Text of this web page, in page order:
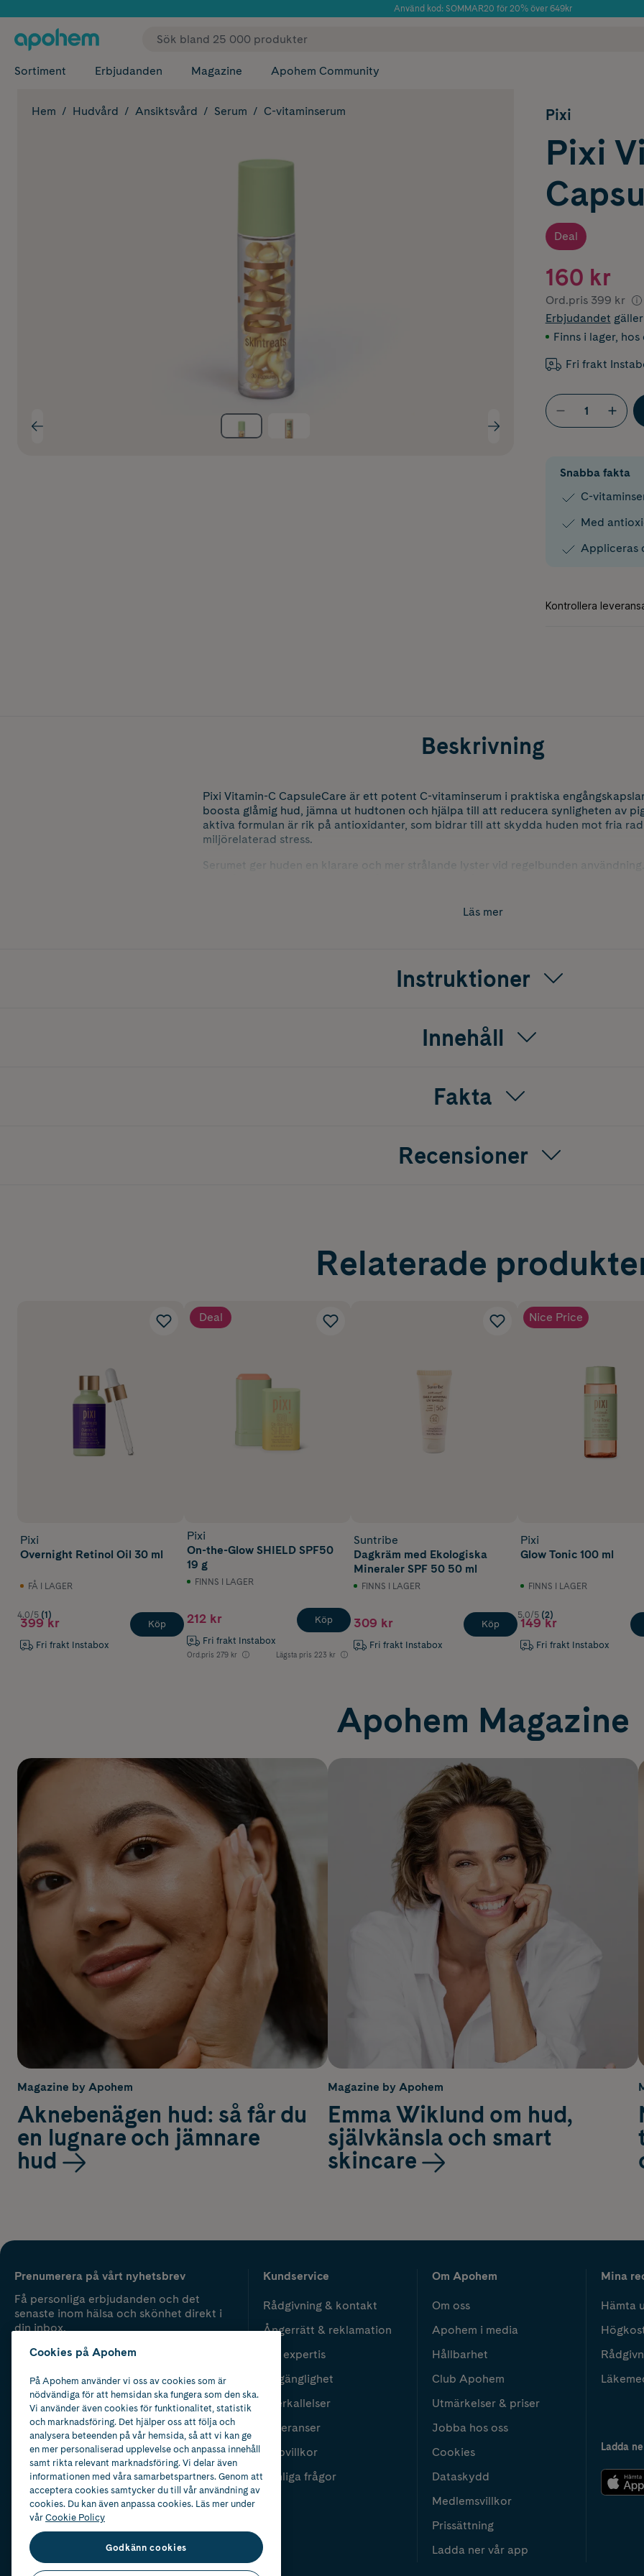
Använd kod: SOMMAR20 för 20% över 649kr
✓ Fri frakt
Sortiment Erbjudanden Magazine Apohem Community
Hem Hudvård Ansiktsvård Serum C-vitaminserum Pixi
Pixi
Deal
160 kr
Ord.pris 399 kr
Erbjudandet
Finns i lager, hos
Fri frakt
Snabba fakta
C-
Med
Appliceras
Beskrivning
Pixi Vitamin-C CapsuleCare är ett potent C-vitaminserum i praktiska
boosta glåmig hud, jämna ut hudtonen och hjälpa till att reducera synligheten av
aktiva formulan är rik på antioxidanter, som bidrar till att skydda huden mot fria
miljörelaterad stress.
Serumet ger huden en klarare och mer strålande lyster vid regelbunden
Läs mer
Instruktioner
Innehåll
Fakta
Recensioner
Relaterade
Pixi
Overnight Retinol Oil 30 ml
FÅ I LAGER
4.0/5 (1)
399 kr
Fri frakt Instabox
Köp
Deal
Pixi
On-the-Glow SHIELD SPF50
19 g
FINNS I LAGER
212 kr
Fri frakt Instabox
Ord.pris 279 kr Lägsta pris 223 kr
Köp
Suntribe
Dagkräm med Ekologiska
Mineraler SPF 50 50 ml
FINNS I LAGER
309 kr
Fri frakt Instabox
Köp
Nice Price
Pixi
Glow Tonic 100 ml
FINNS I LAGER
5.0/5 (2)
149 kr
Fri frakt Instabox
Apohem Magazine
Magazine by Apohem
Aknebenägen hud: så får du
en lugnare och jämnare
hud
Magazine by Apohem
Emma Wiklund om hud,
självkänsla och smart
skincare
Prenumerera på vårt nyhetsbrev
Få personliga erbjudanden och det
senaste inom hälsa och skönhet direkt i
din inbox.
Kundservice
Rådgivning & kontakt
Ångerrätt & reklamation
Vår expertis
Tillgänglighet
Återkallelser
Leveranser
Köpvillkor
Vanliga frågor
Om Apohem
Om oss
Apohem i media
Hållbarhet
Club Apohem
Utmärkelser & priser
Jobba hos oss
Cookies
Dataskydd
Medlemsvillkor
Prissättning
Ladda ner vår app
Mina
Hämta
Ladda
Cookies på Apohem
På Apohem använder vi oss av cookies som är
nödvändiga för att hemsidan ska fungera som den ska.
Vi använder även cookies för funktionalitet, statistik
och marknadsföring. Det hjälper oss att följa och
analysera beteenden på vår hemsida, så att vi kan ge
en mer personaliserad upplevelse och anpassa innehåll
samt rikta relevant marknadsföring. Vi delar även
informationen med våra samarbetspartners. Genom att
acceptera cookies samtycker du till vår användning av
cookies. Du kan även anpassa cookies. Läs mer under
vårCookie Policy
Godkänn cookies